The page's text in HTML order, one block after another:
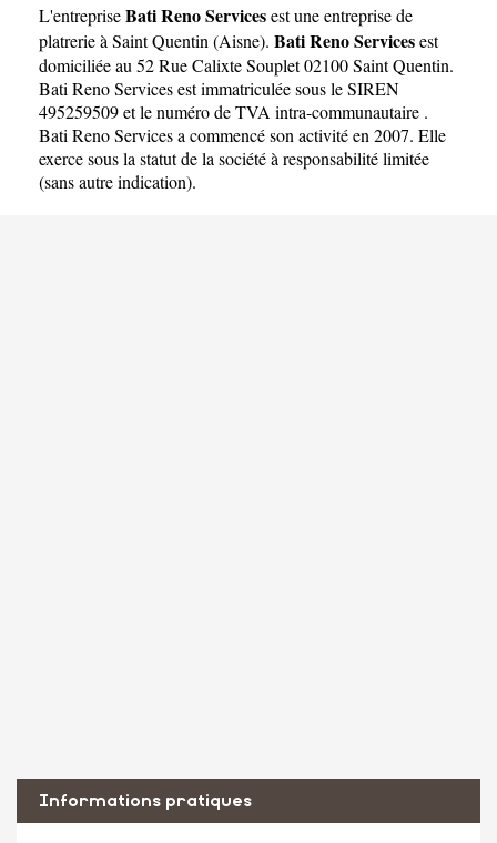
L'entrepriseBati Reno Servicesest uneentreprise de
platrerie à Saint Quentin (Aisne). Bati Reno Servicesest
domiciliée au 52 Rue Calixte Souplet 02100 Saint Quentin.
Bati Reno Services est immatriculée sous le SIREN
495259509 et le numéro de TVA intra-communautaire .
Bati Reno Services a commencé son activité en 2007. Elle
exerce sous la statut de la société à responsabilité limitée
(sans autre indication).
Informations pratiques